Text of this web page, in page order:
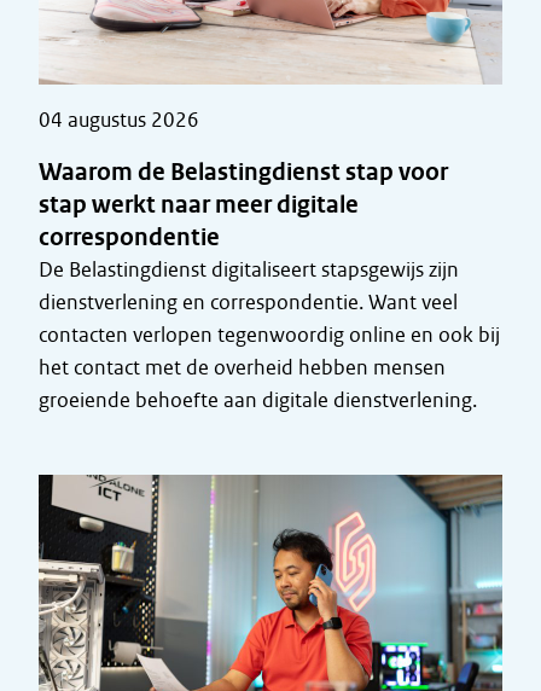
Waarom de Belastingdienst stap voor
stap werkt naar meer digitale
correspondentie
04 augustus 2026
De Belastingdienst digitaliseert stapsgewijs zijn
dienstverlening en correspondentie. Want veel
contacten verlopen tegenwoordig online en ook bij
het contact met de overheid hebben mensen
groeiende behoefte aan digitale dienstverlening.